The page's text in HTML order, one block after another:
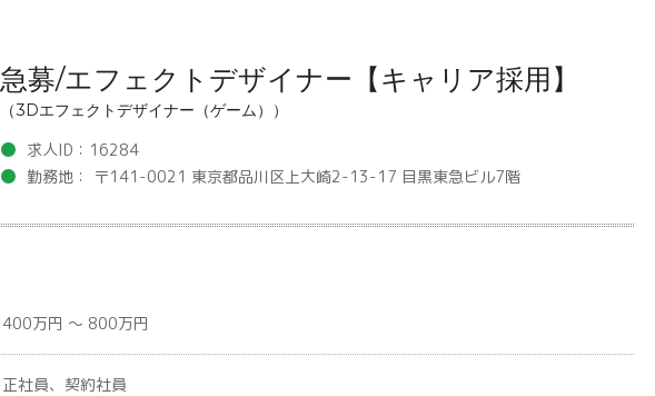
急募/エフェクトデザイナー【キャリア採用】
（3Dエフェクトデザイナー（ゲーム））
求人ID：16284
勤務地： 〒141-0021 東京都品川区上大崎2-13-17 目黒東急ビル7階
400万円 ～ 800万円
正社員、契約社員